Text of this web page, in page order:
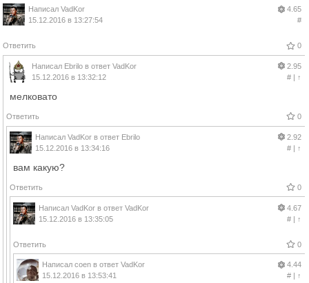
Написал VadKor
15.12.2016 в 13:27:54
4.65
#
Ответить 0
Написал Ebrilo в ответ VadKor
15.12.2016 в 13:32:12
2.95
#| ↑
мелковато
Ответить 0
Написал VadKor в ответ Ebrilo
15.12.2016 в 13:34:16
2.92
#| ↑
вам какую?
Ответить 0
Написал VadKor в ответ VadKor
15.12.2016 в 13:35:05
4.67
#| ↑
Ответить 0
Написал coen в ответ VadKor
15.12.2016 в 13:53:41
4.44
#| ↑